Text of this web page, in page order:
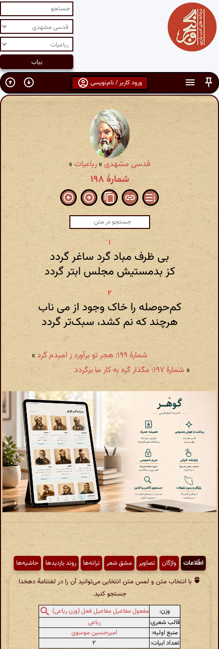
ورود کاربر / نام‌نویسی
قدسی مشهدی»رباعیات»
شمارهٔ ۱۹۸
بی ظرف مباد گرد ساغر گردد
کز بدمستیش مجلس ابتر گردد
کم‌حوصله را خاک وجود از می ناب
هرچند که نم کشد، سبک‌تر گردد
شمارهٔ ۱۹۹: هجر تو برآورد ز امیدم گرد
»
« شمارهٔ ۱۹۷: مگذار گره به کار ما برگردد
اطّلاعات واژگان تصاویر مشق شعر ترانه‌ها روند بازدیدها حاشیه‌ها
با انتخاب متن و لمس متن انتخابی می‌توانید آن را در لغتنامهٔ دهخدا
جستجو کنید.
وزن:
مفعول مفاعیل مفاعیل فعل (وزن رباعی)
قالب شعری:
رباعی
منبع اولیه:
امیرحسین موسوی
تعداد ابیات:
۲